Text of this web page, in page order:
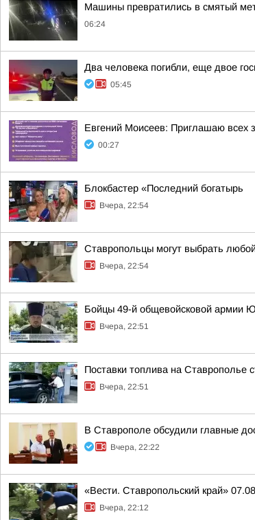
Машины превратились в смятый
06:24
Два человека погибли, еще двое
05:45
Евгений Моисеев: Приглашаю всех
00:27
Блокбастер «Последний богатырь
Вчера, 22:54
Ставропольцы могут выбрать
Вчера, 22:54
Бойцы 49-й общевойсковой армии
Вчера, 22:51
Поставки топлива на Ставрополье
Вчера, 22:51
В Ставрополе обсудили главные
Вчера, 22:22
«Вести. Ставропольский край»
Вчера, 22:12